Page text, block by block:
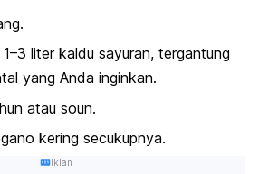
liter kaldu sayuran, tergantung
yang Anda inginkan.
atau soun.
kering secukupnya.
Iklan